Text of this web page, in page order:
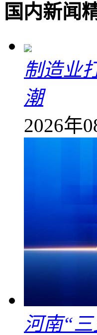
国内新闻
制造业
潮
2026年
河南“